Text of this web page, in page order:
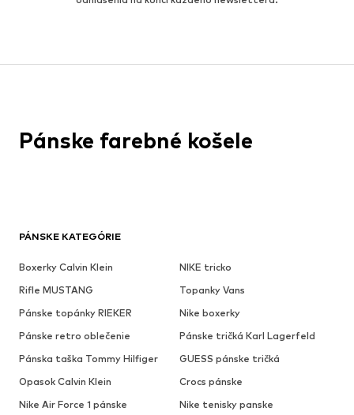
PÁNSKE KATEGÓRIE
Boxerky Calvin Klein
NIKE tricko
Rifle MUSTANG
Topanky Vans
Pánske topánky RIEKER
Nike boxerky
Pánske retro oblečenie
Pánske tričká Karl Lagerfeld
Pánska taška Tommy Hilfiger
GUESS pánske tričká
Opasok Calvin Klein
Crocs pánske
Nike Air Force 1 pánske
Nike tenisky panske
Pánske farebné košele